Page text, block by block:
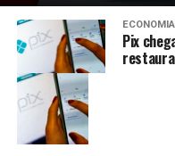
Pix